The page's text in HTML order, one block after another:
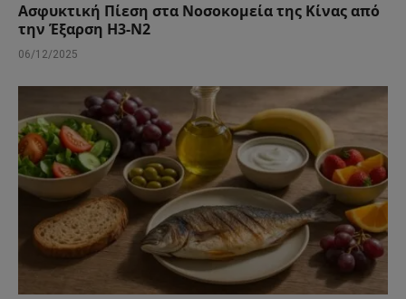
Ασφυκτική Πίεση στα Νοσοκομεία της Κίνας από
την Έξαρση H3-N2
06/12/2025